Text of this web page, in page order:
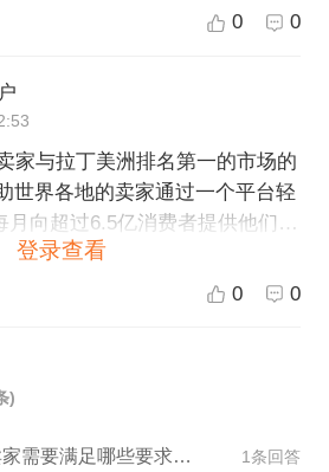
物体验。同时，该平台也为智利
0 0
家与拉丁美洲排名第一的市场的
月向超过6.5亿消费者提供他们的
额外投入时间和金钱来获得知名
登录查看
0 0
)
在nocnoc平台上，卖家需要满足哪些要求才能销售产品？ 1条回答